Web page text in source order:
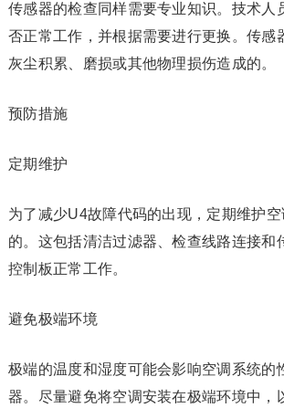
传感器的检查同样需要专业知识。技术人
否正常工作，并根据需要进行更换。传感
灰尘积累、磨损或其他物理损伤造成的。
预防措施
定期维护
为了减少U4故障代码的出现，定期维护
的。这包括清洁过滤器、检查线路连接和
控制板正常工作。
避免极端环境
极端的温度和湿度可能会影响空调系统的
器。尽量避免将空调安装在极端环境中，